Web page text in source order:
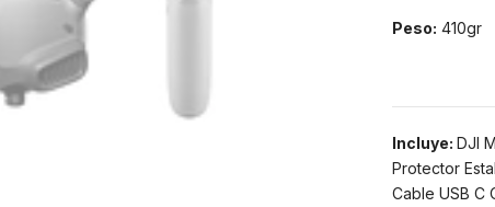
Peso: 410gr
Incluye: DJI
Protector
Cable USB C